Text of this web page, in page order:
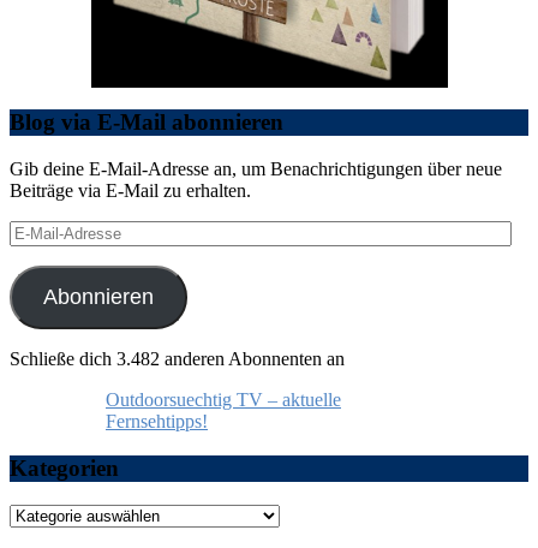
Blog via E-Mail abonnieren
Gib deine E-Mail-Adresse an, um Benachrichtigungen über neue
Beiträge via E-Mail zu erhalten.
E-
Mail-
Adresse
Abonnieren
Schließe dich 3.482 anderen Abonnenten an
Outdoorsuechtig TV – aktuelle
Fernsehtipps!
Kategorien
Kategorien